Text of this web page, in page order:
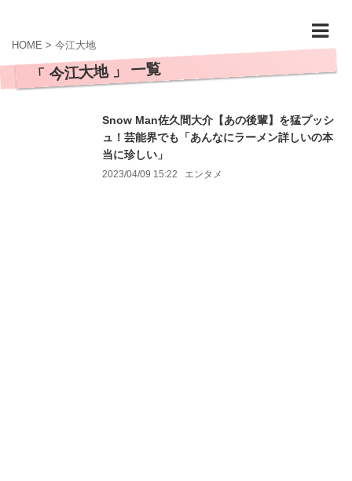
HOME > 今江大地
「 今江大地 」 一覧
Snow Man佐久間大介【あの後輩】を猛プッシ
ュ！芸能界でも「あんなにラーメン詳しいの本
当に珍しい」
2023/04/09 15:22 エンタメ